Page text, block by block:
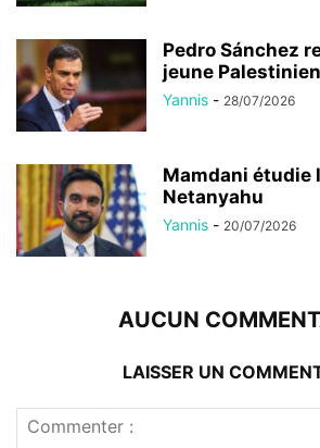
Pedro Sánchez
jeune
Yannis - 28/07/2026
Mamdani étudie
Netanyahu
Yannis - 20/07/2026
AUCUN
LAISSER UN